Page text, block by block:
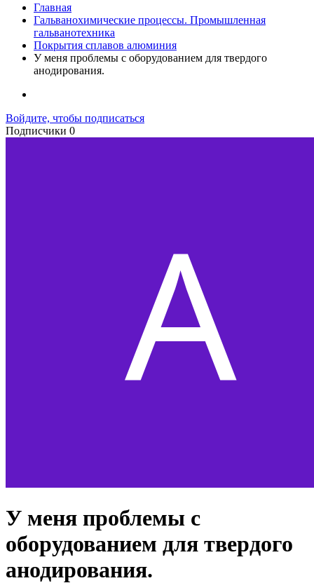
Главная
Гальванохимические процессы. Промышленная
гальванотехника
Покрытия сплавов алюминия
У меня проблемы с оборудованием для твердого
анодирования.
Войдите, чтобы подписаться
Подписчики 0
У меня проблемы с
оборудованием для твердого
анодирования.